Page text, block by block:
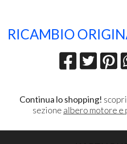
RICAMBIO
Continua lo shopping!
sezione albero motore e